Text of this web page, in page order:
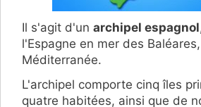
Il s'agit d'un archipel espagnol
l'Espagne en mer des
Méditerranée.
L'archipel comporte cinq îles
quatre habitées, ainsi que de